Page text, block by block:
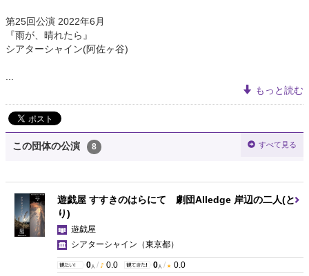
第25回公演 2022年6月
『雨が、晴れたら』
シアターシャイン(阿佐ヶ谷)
もっと読む
この団体の公演 8 すべて見る
遊戯屋 すすきのはらにて 劇団Alledge 岸辺の二人(と
り)
遊戯屋
シアターシャイン （東京都）
0 人 / 0.0 0 人 / 0.0